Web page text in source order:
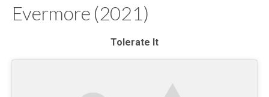
Evermore (2021)
Tolerate It